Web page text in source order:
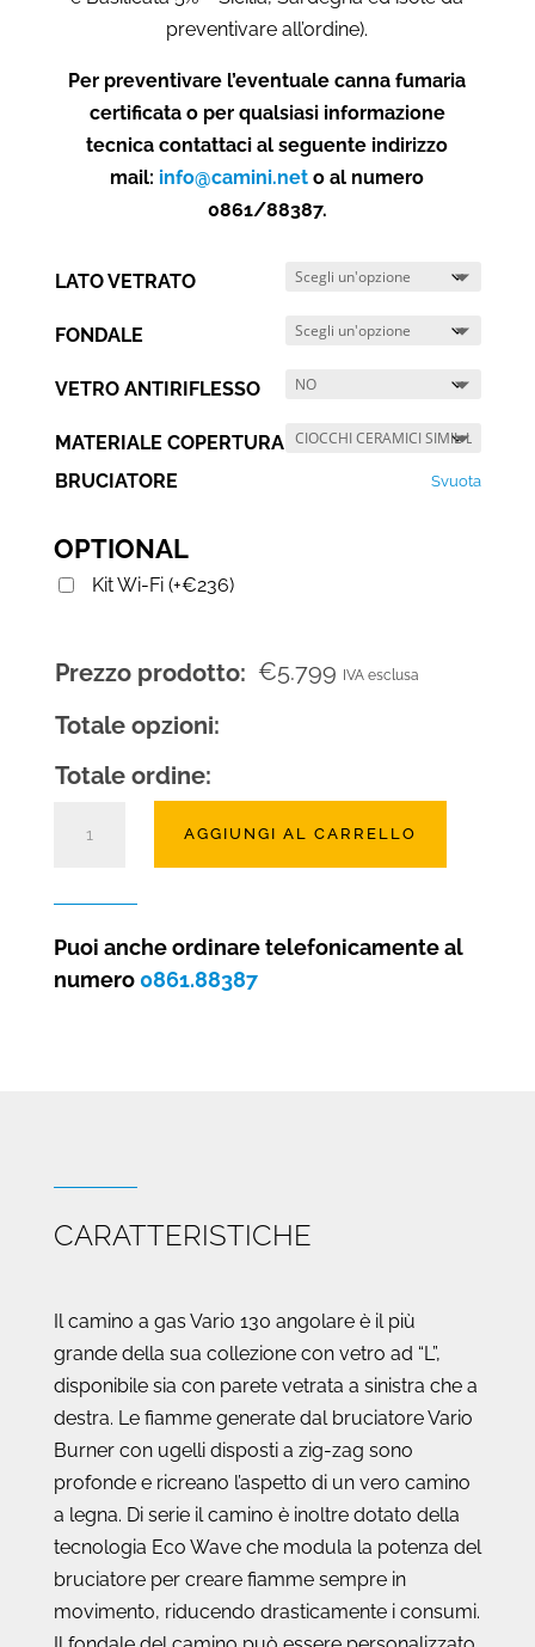
preventivare all’ordine).
Per preventivare l’eventuale canna fumaria
certificata o per qualsiasi informazione
tecnica contattaci al seguente indirizzo
mail: info@camini.net o al numero
0861/88387.
LATO VETRATO
FONDALE
VETRO ANTIRIFLESSO
MATERIALE COPERTURA
BRUCIATORE
Svuota
OPTIONAL
Kit Wi-Fi (+€236)
Prezzo prodotto: €5.799 IVA esclusa
Totale opzioni:
Totale ordine:
130
angolare
AGGIUNGI AL CARRELLO
Puoi anche ordinare telefonicamente al
numero 0861.88387
CARATTERISTICHE
Il camino a gas Vario 130 angolare è il più
grande della sua collezione con vetro ad “L”,
disponibile sia con parete vetrata a sinistra che a
destra. Le fiamme generate dal bruciatore Vario
Burner con ugelli disposti a zig-zag sono
profonde e ricreano l’aspetto di un vero camino
a legna. Di serie il camino è inoltre dotato della
tecnologia Eco Wave che modula la potenza del
bruciatore per creare fiamme sempre in
movimento, riducendo drasticamente i consumi.